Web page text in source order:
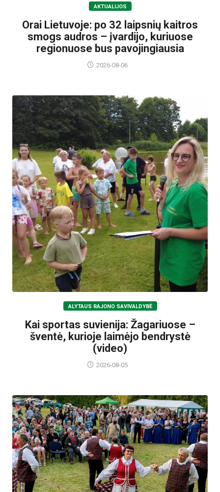
AKTUALIJOS
Orai Lietuvoje: po 32 laipsnių kaitros
smogs audros – įvardijo, kuriuose
regionuose bus pavojingiausia
2026-08-06
ALYTAUS RAJONO SAVIVALDYBĖ
Kai sportas suvienija: Žagariuose –
šventė, kurioje laimėjo bendrystė
(video)
2026-08-05